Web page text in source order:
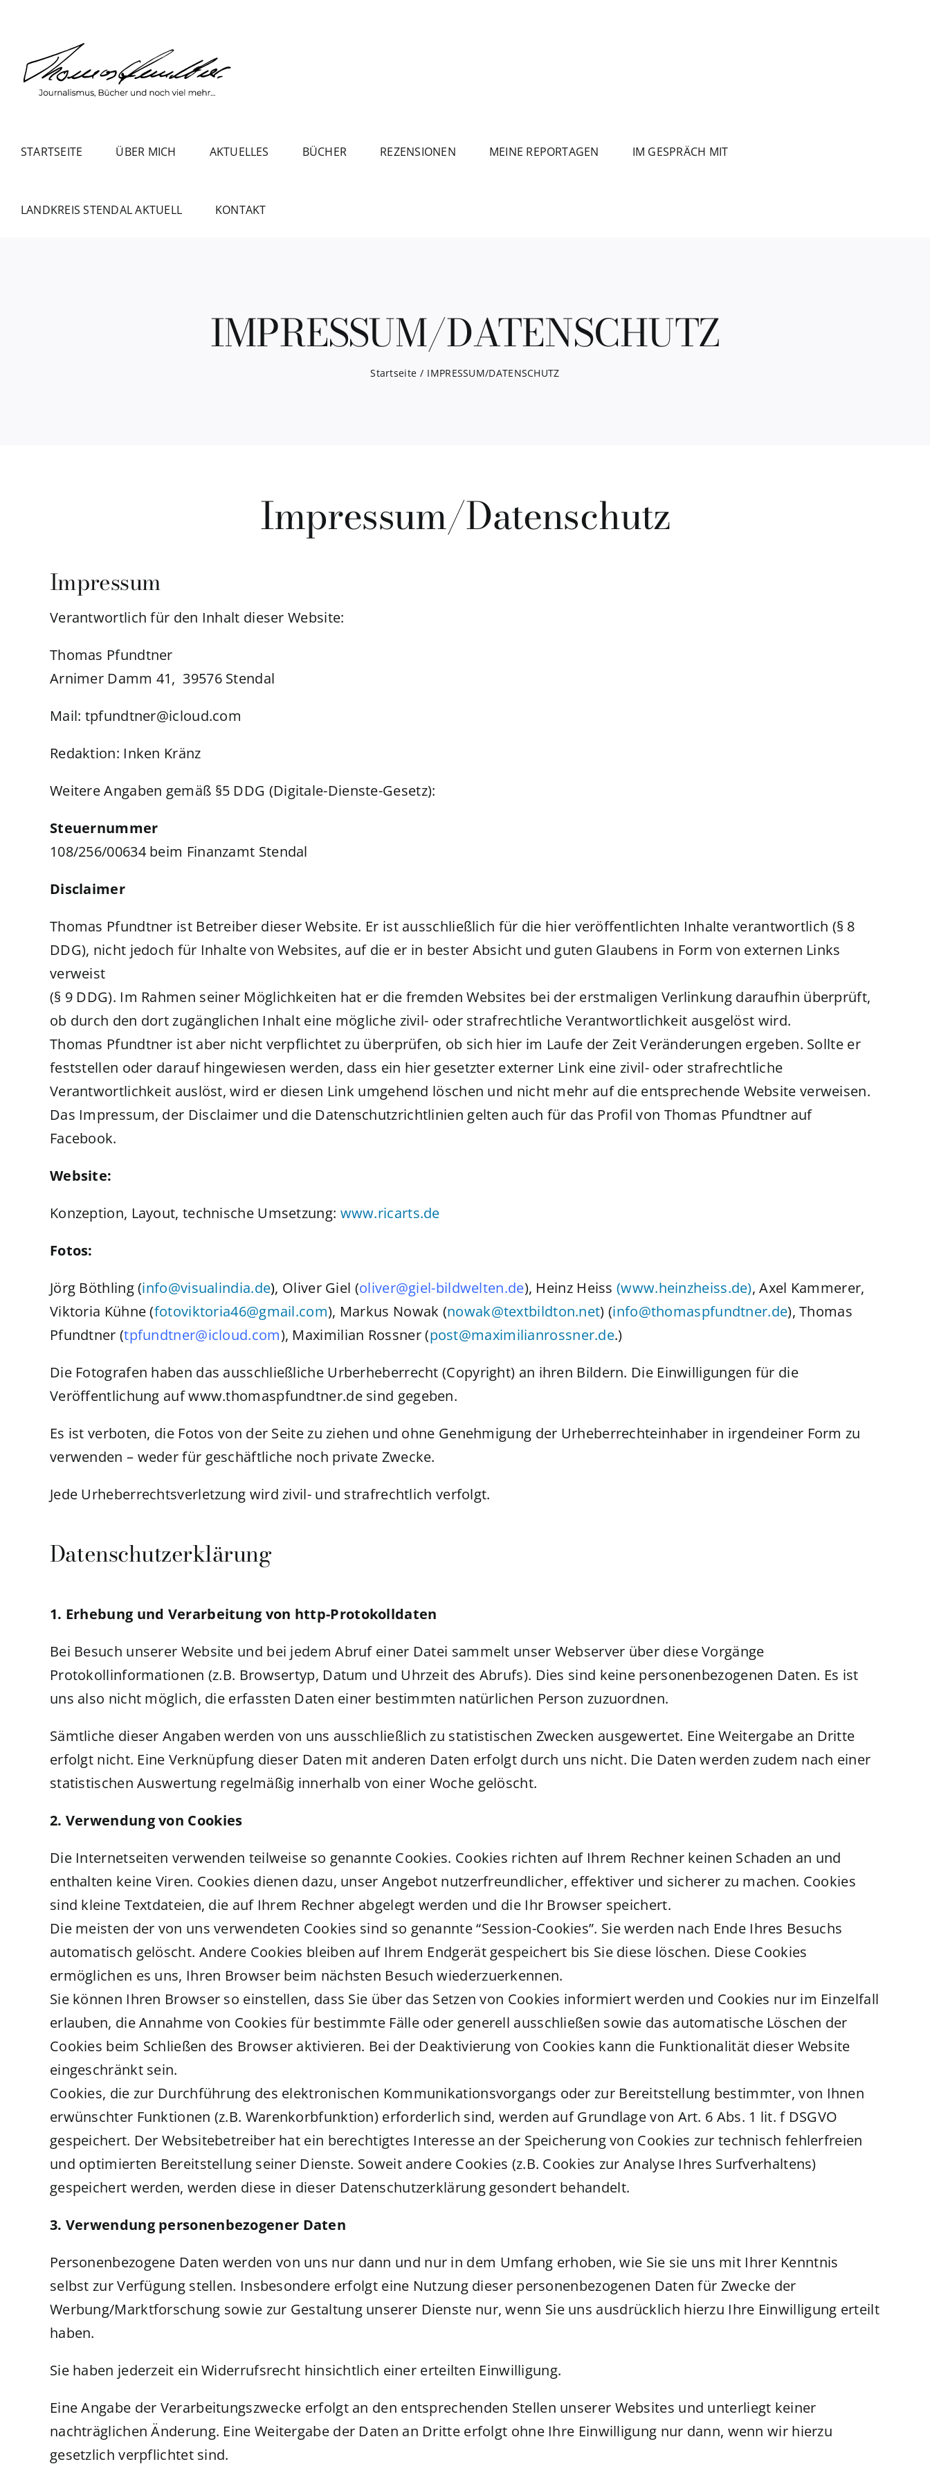
springen
STARTSEITE ÜBER MICH AKTUELLES BÜCHER REZENSIONEN MEINE REPORTAGEN IM GESPRÄCH MIT
LANDKREIS STENDAL AKTUELL KONTAKT
IMPRESSUM/DATENSCHUTZ
Startseite IMPRESSUM/DATENSCHUTZ
Impressum/Datenschutz
Impressum
Verantwortlich für den Inhalt dieser Website:
Thomas Pfundtner
Arnimer Damm 41, 39576 Stendal
Mail: tpfundtner@icloud.com
Redaktion: Inken Kränz
Weitere Angaben gemäß §5 DDG (Digitale-Dienste-Gesetz):
Steuernummer
108/256/00634 beim Finanzamt Stendal
Disclaimer
Thomas Pfundtner ist Betreiber dieser Website. Er ist ausschließlich für die hier veröffentlichten Inhalte verantwortlich (§ 8
DDG), nicht jedoch für Inhalte von Websites, auf die er in bester Absicht und guten Glaubens in Form von externen Links
verweist
(§ 9 DDG). Im Rahmen seiner Möglichkeiten hat er die fremden Websites bei der erstmaligen Verlinkung daraufhin überprüft,
ob durch den dort zugänglichen Inhalt eine mögliche zivil- oder strafrechtliche Verantwortlichkeit ausgelöst wird.
Thomas Pfundtner ist aber nicht verpflichtet zu überprüfen, ob sich hier im Laufe der Zeit Veränderungen ergeben. Sollte er
feststellen oder darauf hingewiesen werden, dass ein hier gesetzter externer Link eine zivil- oder strafrechtliche
Verantwortlichkeit auslöst, wird er diesen Link umgehend löschen und nicht mehr auf die entsprechende Website verweisen.
Das Impressum, der Disclaimer und die Datenschutzrichtlinien gelten auch für das Profil von Thomas Pfundtner auf
Facebook.
Website:
Konzeption, Layout, technische Umsetzung: www.ricarts.de
Fotos:
Jörg Böthling (info@visualindia.de), Oliver Giel (oliver@giel-bildwelten.de), Heinz Heiss(www.heinzheiss.de), Axel Kammerer,
Viktoria Kühne (fotoviktoria46@gmail.com), Markus Nowak (nowak@textbildton.net) (info@thomaspfundtner.de), Thomas
Pfundtner (tpfundtner@icloud.com), Maximilian Rossner (post@maximilianrossner.de.)
Die Fotografen haben das ausschließliche Urberheberrecht (Copyright) an ihren Bildern. Die Einwilligungen für die
Veröffentlichung auf www.thomaspfundtner.de sind gegeben.
Es ist verboten, die Fotos von der Seite zu ziehen und ohne Genehmigung der Urheberrechteinhaber in irgendeiner Form zu
verwenden – weder für geschäftliche noch private Zwecke.
Jede Urheberrechtsverletzung wird zivil- und strafrechtlich verfolgt.
Datenschutzerklärung
1. Erhebung und Verarbeitung von http-Protokolldaten
Bei Besuch unserer Website und bei jedem Abruf einer Datei sammelt unser Webserver über diese Vorgänge
Protokollinformationen (z.B. Browsertyp, Datum und Uhrzeit des Abrufs). Dies sind keine personenbezogenen Daten. Es ist
uns also nicht möglich, die erfassten Daten einer bestimmten natürlichen Person zuzuordnen.
Sämtliche dieser Angaben werden von uns ausschließlich zu statistischen Zwecken ausgewertet. Eine Weitergabe an Dritte
erfolgt nicht. Eine Verknüpfung dieser Daten mit anderen Daten erfolgt durch uns nicht. Die Daten werden zudem nach einer
statistischen Auswertung regelmäßig innerhalb von einer Woche gelöscht.
2. Verwendung von Cookies
Die Internetseiten verwenden teilweise so genannte Cookies. Cookies richten auf Ihrem Rechner keinen Schaden an und
enthalten keine Viren. Cookies dienen dazu, unser Angebot nutzerfreundlicher, effektiver und sicherer zu machen. Cookies
sind kleine Textdateien, die auf Ihrem Rechner abgelegt werden und die Ihr Browser speichert.
Die meisten der von uns verwendeten Cookies sind so genannte “Session-Cookies”. Sie werden nach Ende Ihres Besuchs
automatisch gelöscht. Andere Cookies bleiben auf Ihrem Endgerät gespeichert bis Sie diese löschen. Diese Cookies
ermöglichen es uns, Ihren Browser beim nächsten Besuch wiederzuerkennen.
Sie können Ihren Browser so einstellen, dass Sie über das Setzen von Cookies informiert werden und Cookies nur im Einzelfall
erlauben, die Annahme von Cookies für bestimmte Fälle oder generell ausschließen sowie das automatische Löschen der
Cookies beim Schließen des Browser aktivieren. Bei der Deaktivierung von Cookies kann die Funktionalität dieser Website
eingeschränkt sein.
Cookies, die zur Durchführung des elektronischen Kommunikationsvorgangs oder zur Bereitstellung bestimmter, von Ihnen
erwünschter Funktionen (z.B. Warenkorbfunktion) erforderlich sind, werden auf Grundlage von Art. 6 Abs. 1 lit. f DSGVO
gespeichert. Der Websitebetreiber hat ein berechtigtes Interesse an der Speicherung von Cookies zur technisch fehlerfreien
und optimierten Bereitstellung seiner Dienste. Soweit andere Cookies (z.B. Cookies zur Analyse Ihres Surfverhaltens)
gespeichert werden, werden diese in dieser Datenschutzerklärung gesondert behandelt.
3. Verwendung personenbezogener Daten
Personenbezogene Daten werden von uns nur dann und nur in dem Umfang erhoben, wie Sie sie uns mit Ihrer Kenntnis
selbst zur Verfügung stellen. Insbesondere erfolgt eine Nutzung dieser personenbezogenen Daten für Zwecke der
Werbung/Marktforschung sowie zur Gestaltung unserer Dienste nur, wenn Sie uns ausdrücklich hierzu Ihre Einwilligung erteilt
haben.
Sie haben jederzeit ein Widerrufsrecht hinsichtlich einer erteilten Einwilligung.
Eine Angabe der Verarbeitungszwecke erfolgt an den entsprechenden Stellen unserer Websites und unterliegt keiner
nachträglichen Änderung. Eine Weitergabe der Daten an Dritte erfolgt ohne Ihre Einwilligung nur dann, wenn wir hierzu
gesetzlich verpflichtet sind.